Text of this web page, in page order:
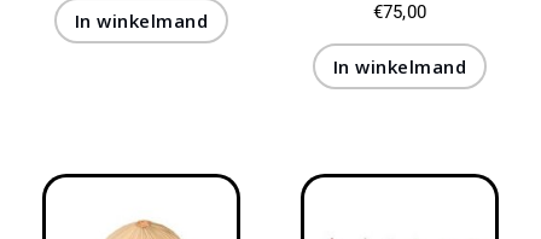
In winkelmand €75,00
In winkelmand